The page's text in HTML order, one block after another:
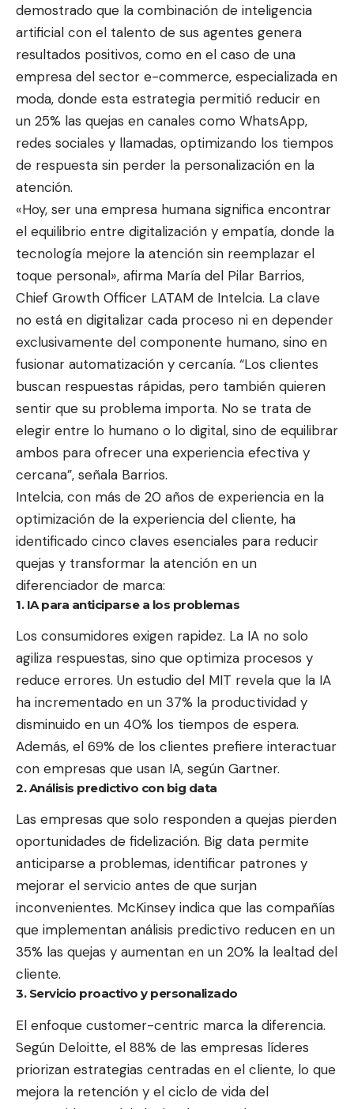
demostrado que la combinación de inteligencia
artificial con el talento de sus agentes genera
resultados positivos, como en el caso de una
empresa del sector e-commerce, especializada en
moda, donde esta estrategia permitió reducir en
un 25% las quejas en canales como WhatsApp,
redes sociales y llamadas, optimizando los tiempos
de respuesta sin perder la personalización en la
atención.
«Hoy, ser una empresa humana significa encontrar
el equilibrio entre digitalización y empatía, donde la
tecnología mejore la atención sin reemplazar el
toque personal», afirma María del Pilar Barrios,
Chief Growth Officer LATAM de Intelcia. La clave
no está en digitalizar cada proceso ni en depender
exclusivamente del componente humano, sino en
fusionar automatización y cercanía. “Los clientes
buscan respuestas rápidas, pero también quieren
sentir que su problema importa. No se trata de
elegir entre lo humano o lo digital, sino de equilibrar
ambos para ofrecer una experiencia efectiva y
cercana”, señala Barrios.
Intelcia, con más de 20 años de experiencia en la
optimización de la experiencia del cliente, ha
identificado cinco claves esenciales para reducir
quejas y transformar la atención en un
diferenciador de marca:
1. IA para anticiparse a los problemas
Los consumidores exigen rapidez. La IA no solo
agiliza respuestas, sino que optimiza procesos y
reduce errores. Un estudio del MIT revela que la IA
ha incrementado en un 37% la productividad y
disminuido en un 40% los tiempos de espera.
Además, el 69% de los clientes prefiere interactuar
con empresas que usan IA, según Gartner.
2. Análisis predictivo con big data
Las empresas que solo responden a quejas pierden
oportunidades de fidelización. Big data permite
anticiparse a problemas, identificar patrones y
mejorar el servicio antes de que surjan
inconvenientes. McKinsey indica que las compañías
que implementan análisis predictivo reducen en un
35% las quejas y aumentan en un 20% la lealtad del
cliente.
3. Servicio proactivo y personalizado
El enfoque customer-centric marca la diferencia.
Según Deloitte, el 88% de las empresas líderes
priorizan estrategias centradas en el cliente, lo que
mejora la retención y el ciclo de vida del